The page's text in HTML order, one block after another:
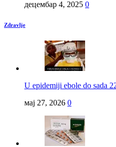
децембар 4, 2025 0
Zdravlje
U epidemiji ebole do sada
мај 27, 2026 0